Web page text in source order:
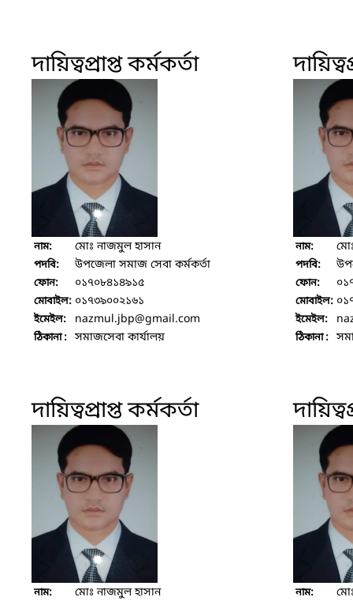
দায়িত্বপ্রাপ্ত কর্মকর্তা
নাম: মোঃ নাজমুল হাসান
পদবি: উপজেলা সমাজ সেবা কর্মকর্তা
ফোন: ০১৭০৮৪১৪৯১৫
মোবাইল: ০১৭৩৯০০২১৬১
ইমেইল: nazmul.jbp@gmail.com
ঠিকানা : সমাজসেবা কার্যালয়
নাম:
পদবি:
ফোন:
মোবাইল:
ইমেইল:
ঠিকানা :
দায়িত্বপ্রাপ্ত কর্মকর্তা
নাম: মোঃ নাজমুল হাসান নাম: